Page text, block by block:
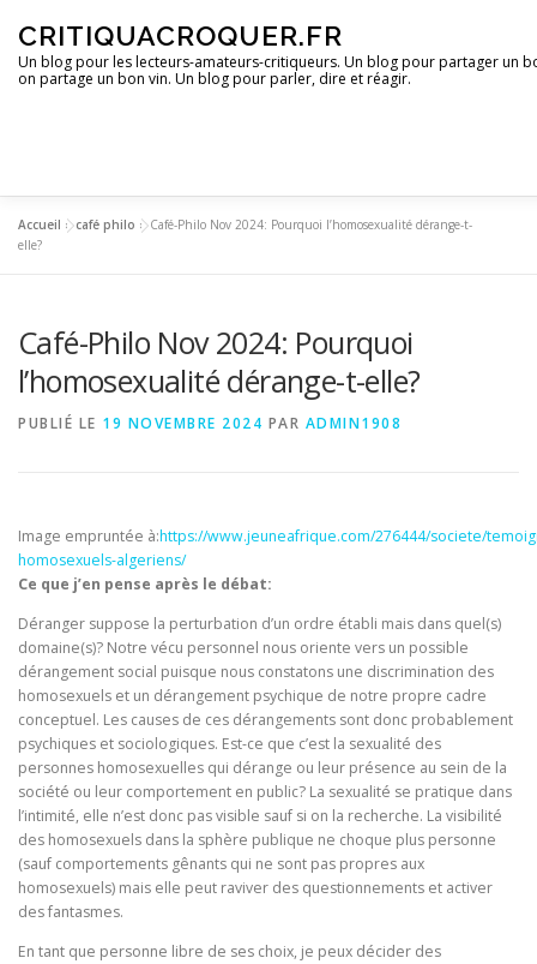
contenu
CRITIQUACROQUER.FR
Un blog pour les lecteurs-amateurs-critiqueurs. Un blog pour partager un
on partage un bon vin. Un blog pour parler, dire et réagir.
ACCUEIL
DES OPINIONS DES BONS PLANS
Accueil »café philo »Café-Philo Nov 2024: Pourquoi l’homosexualité dérange-t-
elle?
Café-Philo Nov 2024: Pourquoi
l’homosexualité dérange-t-elle?
PUBLIÉ LE 19 NOVEMBRE 2024 PAR ADMIN1908
Image empruntée à:https://www.jeuneafrique.com/276444/societe/
homosexuels-algeriens/
Ce que j’en pense après le débat:
Déranger suppose la perturbation d’un ordre établi mais dans quel(s)
domaine(s)? Notre vécu personnel nous oriente vers un possible
dérangement social puisque nous constatons une discrimination des
homosexuels et un dérangement psychique de notre propre cadre
conceptuel. Les causes de ces dérangements sont donc probablement
psychiques et sociologiques. Est-ce que c’est la sexualité des
personnes homosexuelles qui dérange ou leur présence au sein de la
société ou leur comportement en public? La sexualité se pratique dans
l’intimité, elle n’est donc pas visible sauf si on la recherche. La visibilité
des homosexuels dans la sphère publique ne choque plus personne
(sauf comportements gênants qui ne sont pas propres aux
homosexuels) mais elle peut raviver des questionnements et activer
des fantasmes.
En tant que personne libre de ses choix, je peux décider des